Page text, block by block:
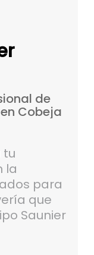
de
en Cobeja
tu
la
para
que
Saunier